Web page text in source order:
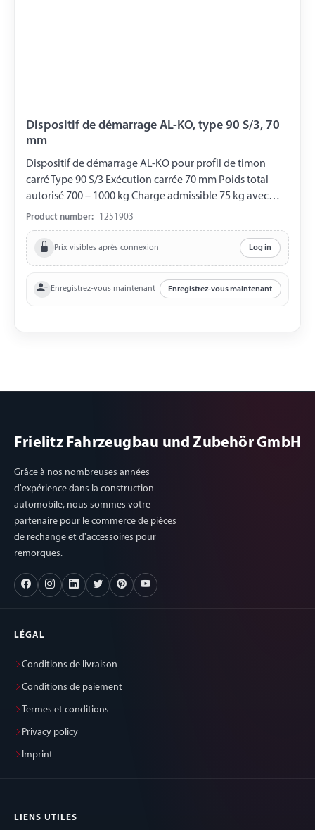
Dispositif de démarrage AL-KO, type 90 S/3, 70
mm
Dispositif de démarrage AL-KO pour profil de timon
carré Type 90 S/3 Exécution carrée 70 mm Poids total
autorisé 700 – 1000 kg Charge admissible 75 kg avec
embase sphérique AK 161 avec Soft-Dock Frein à disque
1637, 2051
Product number: 1251903
Prix visibles après connexion Log in
Enregistrez-vous maintenant Enregistrez-vous maintenant
Frielitz Fahrzeugbau und Zubehör GmbH
Grâce à nos nombreuses années
d'expérience dans la construction
automobile, nous sommes votre
partenaire pour le commerce de pièces
de rechange et d'accessoires pour
remorques.
LÉGAL
Conditions de livraison
Conditions de paiement
Termes et conditions
Privacy policy
Imprint
LIENS UTILES